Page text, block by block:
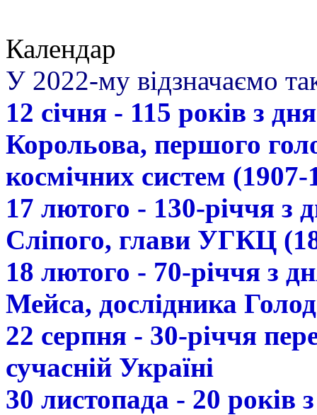
Календар
У 2022-му відзначаємо
12 січня - 115 років з
Корольова, першого
космічних систем (1907-
17 лютого - 130-річчя з
Сліпого, глави УГКЦ
18 лютого - 70-річчя з
Мейса, дослідника
22 серпня - 30-річчя
сучасній Україні
30 листопада - 20 років